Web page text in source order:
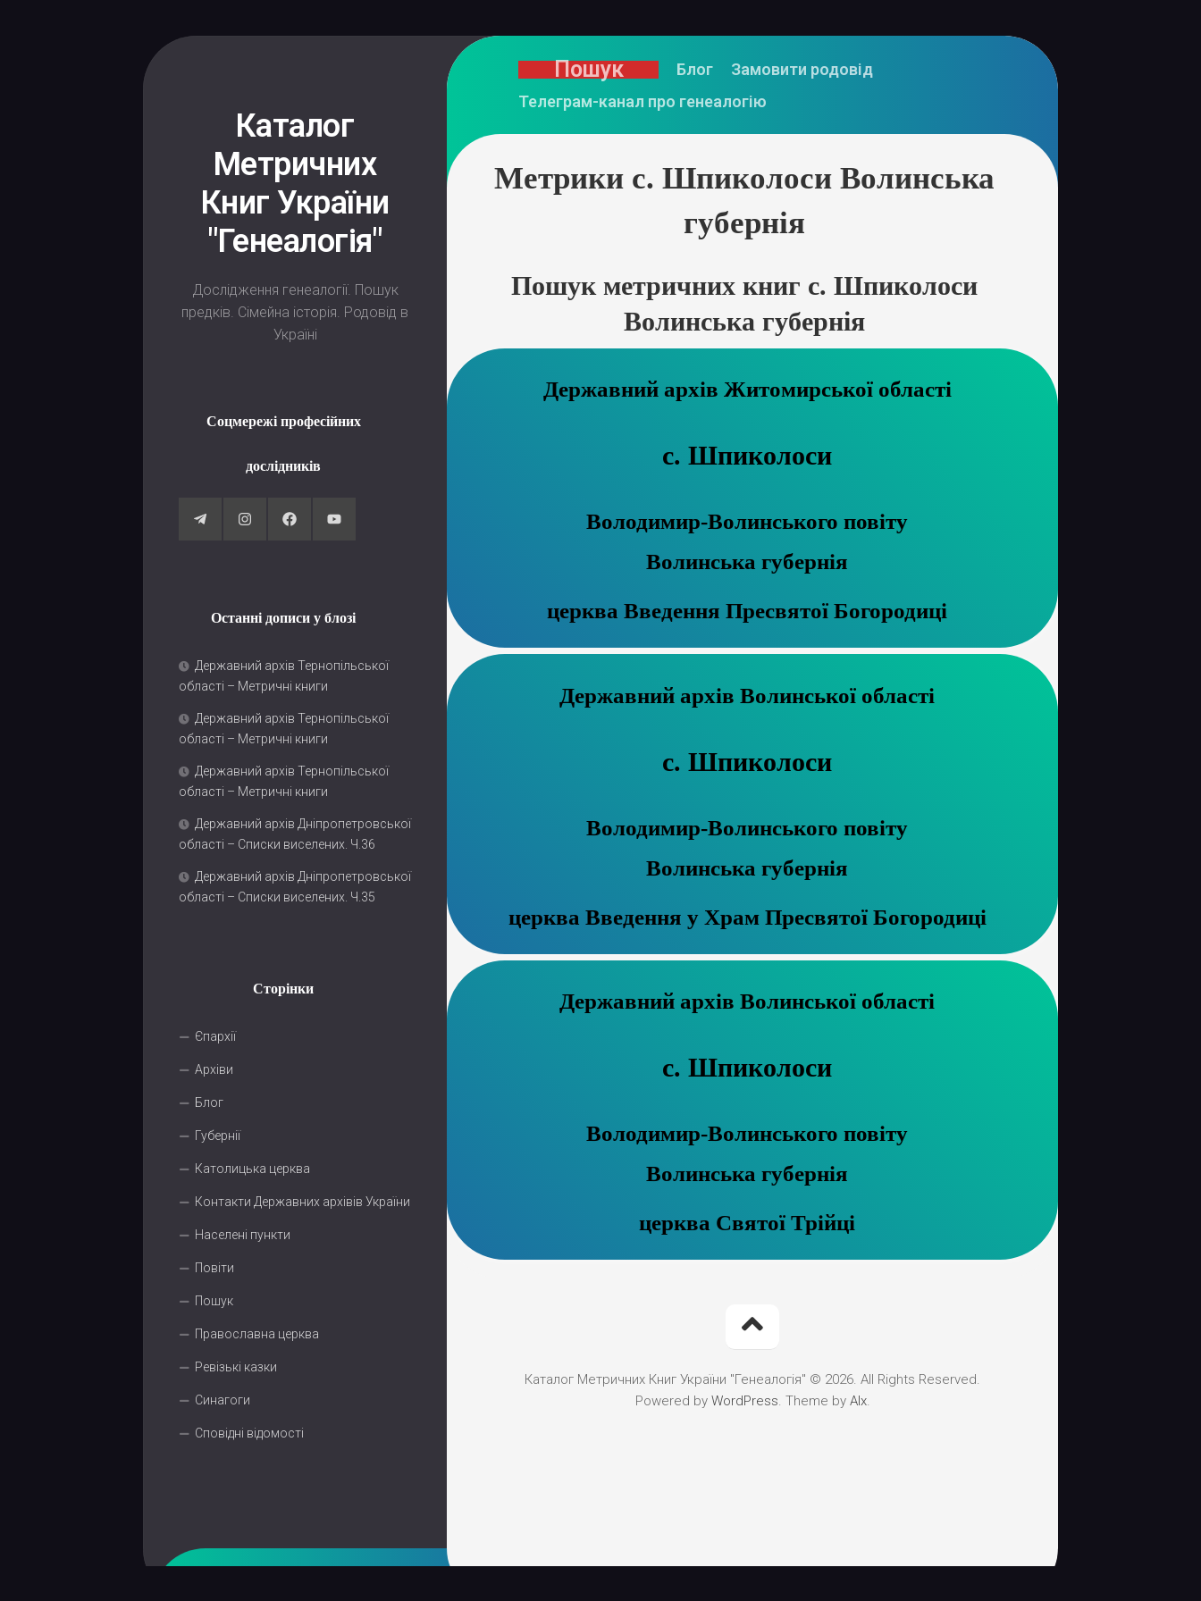
Каталог
Метричних
Книг України
"Генеалогія"
Дослідження генеалогії. Пошук
предків. Сімейна історія. Родовід в
Україні
Соцмережі професійних
дослідників
Останні дописи у блозі
Державний архів Тернопільської
області – Метричні книги
Державний архів Тернопільської
області – Метричні книги
Державний архів Тернопільської
області – Метричні книги
Державний архів Дніпропетровської
області – Списки виселених. Ч.36
Державний архів Дніпропетровської
області – Списки виселених. Ч.35
Сторінки
Єпархії
Архіви
Блог
Губернії
Католицька церква
Контакти Державних архівів України
Населені пункти
Повіти
Пошук
Православна церква
Ревізькі казки
Синагоги
Сповідні відомості
Пошук Блог
Замовити родовід
Телеграм-канал про генеалогію
Метрики с. Шпиколоси Волинська
губернія
Пошук метричних книг с. Шпиколоси
Волинська губернія
Державний архів Житомирської області
с. Шпиколоси
Володимир-Волинського повіту
Волинська губернія
церква Введення Пресвятої Богородиці
Державний архів Волинської області
с. Шпиколоси
Володимир-Волинського повіту
Волинська губернія
церква Введення у Храм Пресвятої Богородиці
Державний архів Волинської області
с. Шпиколоси
Володимир-Волинського повіту
Волинська губернія
церква Святої Трійці
Каталог Метричних Книг України "Генеалогія" © 2026. All Rights Reserved.
Powered by WordPress. Theme by Alx.